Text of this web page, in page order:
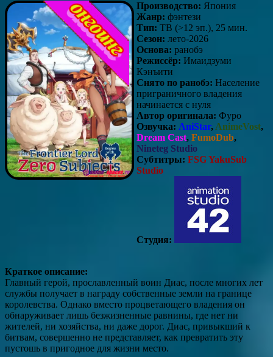
Производство: Япония
Жанр: фэнтези
Тип: ТВ (>12 эп.), 25 мин.
Сезон: лето-2026
Основа: ранобэ
Режиссёр: Имаидзуми
Кэнъити
Снято по ранобэ: Население
приграничного владения
начинается с нуля
Автор оригинала: Фуро
Озвучка: AniStar, AnimeVost,
Dream Cast, FumoDub,
Nineteg Studio
Субтитры: FSG YakuSub
Studio
Студия:
Краткое описание:
Главный герой, прославленный воин Диас, после многих лет
службы получает в награду собственные земли на границе
королевства. Однако вместо процветающего владения он
обнаруживает лишь безжизненные равнины, где нет ни
жителей, ни хозяйства, ни даже дорог. Диас, привыкший к
битвам, совершенно не представляет, как превратить эту
пустошь в пригодное для жизни место.